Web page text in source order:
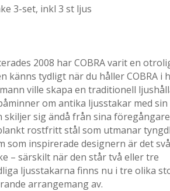
3-set, inkl 3 st ljus
2008 har COBRA varit en
känns tydligt när du håller COBRA i
ville skapa en traditionell
om antika ljusstakar med sin
skiljer sig ändå från sina
rostfritt stål som utmanar
som inspirerade designern är det
– särskilt när den står två eller tre
ljusstakarna finns nu i tre olika
arrangemang av.